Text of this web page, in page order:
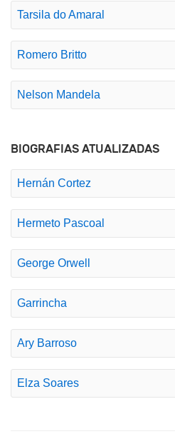
Tarsila do Amaral
Romero Britto
Nelson Mandela
BIOGRAFIAS ATUALIZADAS
Hernán Cortez
Hermeto Pascoal
George Orwell
Garrincha
Ary Barroso
Elza Soares